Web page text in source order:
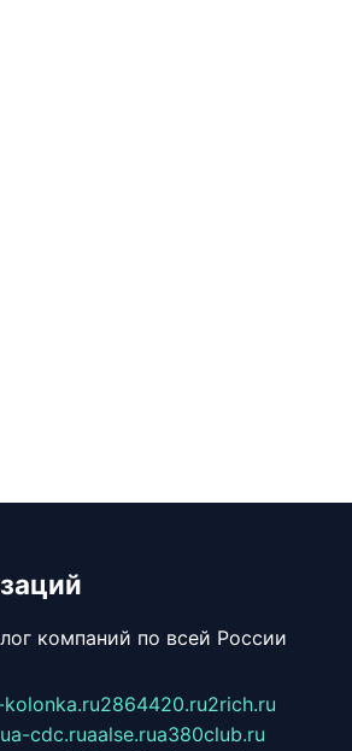
компаний по всей России
2864420.ru2rich.ru
a-cdc.ruaalse.rua380club.ru